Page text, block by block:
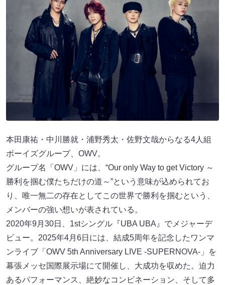
本田康祐・中川勝就・浦野秀太・佐野文哉からなる4人組
ボーイズグループ、OWV。
グループ名「OWV」には、“Our only Way to get Victory ～
勝利を掴む僕たちだけの道～”という意味が込められてお
り、唯一無二の存在としてこの世界で勝利を掴むという、
メンバーの強い想いが表されている。
2020年9月30日、1stシングル『UBA UBA』でメジャーデ
ビュー。2025年4月6日には、結成5周年を記念したワンマ
ンライブ「OWV 5th Anniversary LIVE -SUPERNOVA-」を
幕張メッセ国際展示場にて開催し、大成功を収めた。迫力
あるパフォーマンス、絶妙なコンビネーション、そして多